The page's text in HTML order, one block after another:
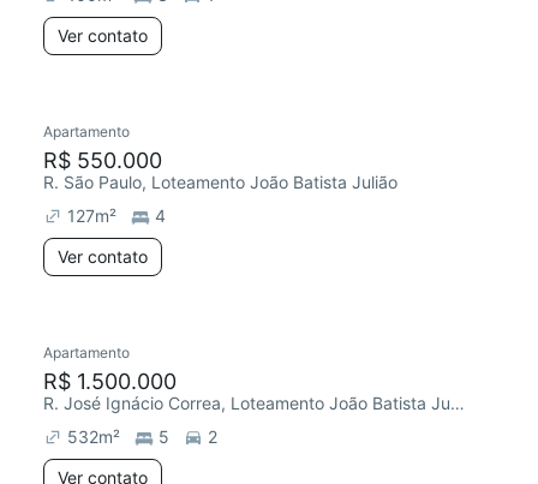
Ver contato
Apartamento
R$ 550.000
R. São Paulo, Loteamento João Batista Julião
127m²
4
Ver contato
Apartamento
R$ 1.500.000
R. José Ignácio Correa, Loteamento João Batista Julião
532m² 5
2
Ver contato